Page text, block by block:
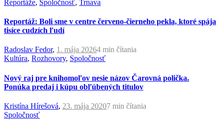
Reportáže, Spoločnosť, Trnava
Reportáž: Boli sme v centre červeno-čierneho pekla, ktoré spája
tisíce cudzích ľudí
Radoslav Fedor, 1. mája 20264 min čítania
Kultúra, Rozhovory, Spoločnosť
Nový raj pre knihomoľov nesie názov Čarovná polička.
Ponúka predaj i kúpu obľúbených titulov
Kristína Hírešová, 23. mája 20207 min čítania
Spoločnosť